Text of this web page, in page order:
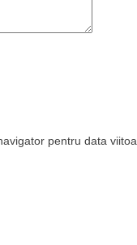
pentru data